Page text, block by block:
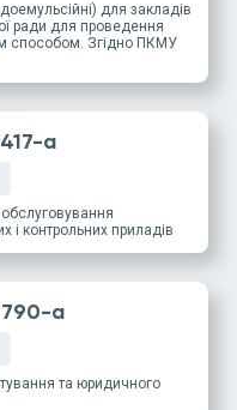
для закладів
ради для проведення
способом. Згідно ПКМУ
a
обслуговування
і контрольних приладів
a
та юридичного